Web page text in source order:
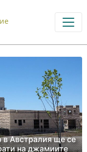
Австралия ще се
на джамиите